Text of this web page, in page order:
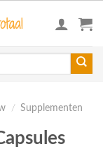
/ Supplementen